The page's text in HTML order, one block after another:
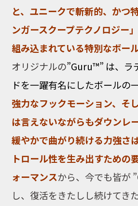
と、ユニークで斬新的、かつ
ンガースクープテクノロジー
組み込まれている特別なボー
オリジナルの”Guru™” は、ラ
ドを一躍有名にしたボールの
強力なフックモーション、そ
は言えないながらもダウンレ
緩やかで曲がり続ける力強さ
トロール性を生み出すための
ォーマンスから、今でも皆が
し、復活をきたしし続けてき